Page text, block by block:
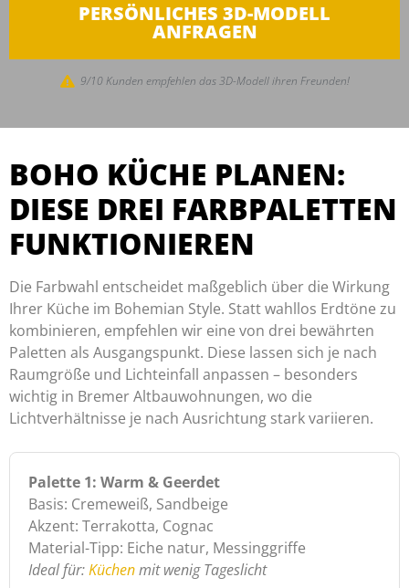
PERSÖNLICHES 3D-MODELL
ANFRAGEN
9/10 Kunden empfehlen das 3D-Modell ihren Freunden!
BOHO KÜCHE PLANEN:
DIESE DREI FARBPALETTEN
FUNKTIONIEREN
Die Farbwahl entscheidet maßgeblich über die Wirkung
Ihrer Küche im Bohemian Style. Statt wahllos Erdtöne zu
kombinieren, empfehlen wir eine von drei bewährten
Paletten als Ausgangspunkt. Diese lassen sich je nach
Raumgröße und Lichteinfall anpassen – besonders
wichtig in Bremer Altbauwohnungen, wo die
Lichtverhältnisse je nach Ausrichtung stark variieren.
Palette 1: Warm & Geerdet
Basis: Cremeweiß, Sandbeige
Akzent: Terrakotta, Cognac
Material-Tipp: Eiche natur, Messinggriffe
Ideal für:Küchenmit wenig Tageslicht